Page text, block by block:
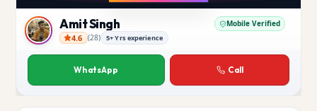
Amit Singh
Amit Singh Mobile Verified
4.6 (28) 5+ Yrs experience
WhatsApp Call